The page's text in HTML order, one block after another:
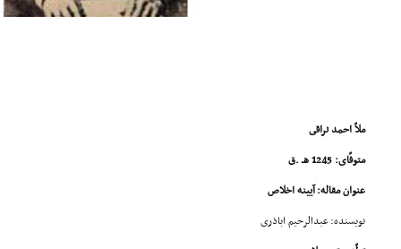
ملاّ احمد نراقى
متوفّاى: 1245 هـ .ق
عنوان مقاله: آیینه اخلاص
نویسنده: عبدالرحیم اباذرى